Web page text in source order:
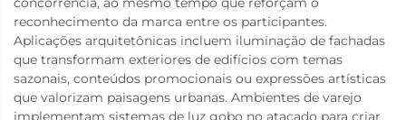
reconhecimento da marca entre os participantes.
Aplicações arquitetônicas incluem iluminação de fachadas
que transformam exteriores de edifícios com temas
sazonais, conteúdos promocionais ou expressões artísticas
que valorizam paisagens urbanas. Ambientes de varejo
implementam sistemas de luz gobo no atacado para criar